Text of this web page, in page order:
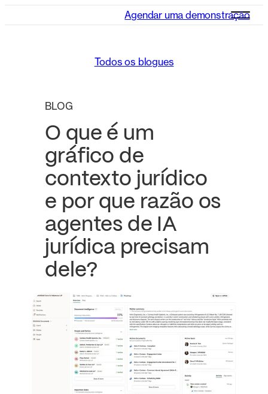
Agendar uma demonstração
Todos os blogues
BLOG
O que é um
gráfico de
contexto jurídico
e por que razão os
agentes de IA
jurídica precisam
dele?